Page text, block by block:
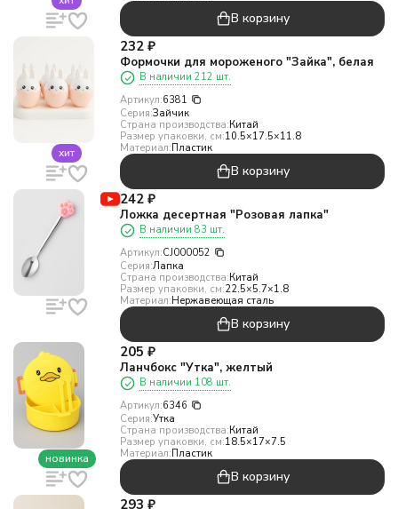
В корзину
хит
232 ₽
Формочки для мороженого "Зайка", белая
В наличии 212 шт.
Артикул:6381
Серия:Зайчик
Страна производства:Китай
Размер упаковки, см:10.5×17.5×11.8
Материал:Пластик
В корзину
242 ₽
Ложка десертная "Розовая лапка"
В наличии 83 шт.
Артикул:CJ000052
Серия:Лапка
Страна производства:Китай
Размер упаковки, см:22.5×5.7×1.8
Материал:Нержавеющая сталь
В корзину
новинка
205 ₽
Ланчбокс "Утка", желтый
В наличии 108 шт.
Артикул:6346
Серия:Утка
Страна производства:Китай
Размер упаковки, см:18.5×17×7.5
Материал:Пластик
В корзину
293 ₽